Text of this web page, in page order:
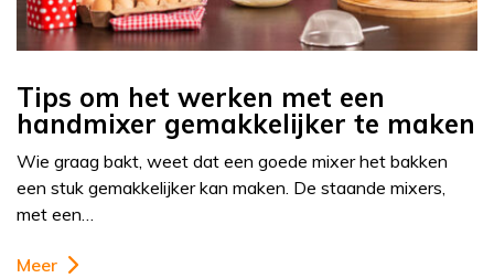
Tips om het werken met een
handmixer gemakkelijker te maken
Wie graag bakt, weet dat een goede mixer het bakken
een stuk gemakkelijker kan maken. De staande mixers,
met een…
Meer